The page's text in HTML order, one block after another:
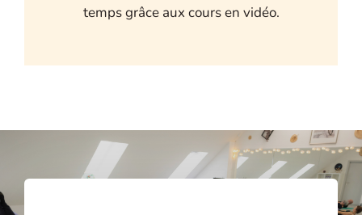
temps grâce aux cours en vidéo.